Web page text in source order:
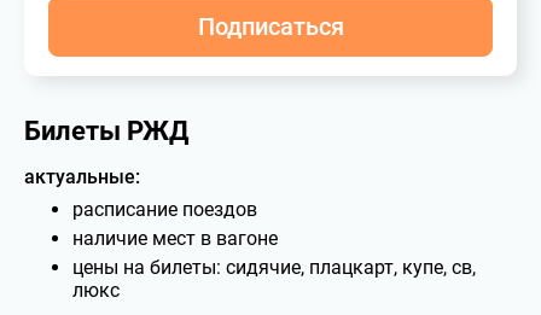
Подписаться
Билеты РЖД
актуальные:
расписание поездов
наличие мест в вагоне
цены на билеты: сидячие, плацкарт, купе, св,
люкс